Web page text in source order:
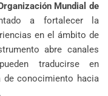
Mundial de
a fortalecer la
en el ámbito de
abre canales
traducirse en
de conocimiento hacia